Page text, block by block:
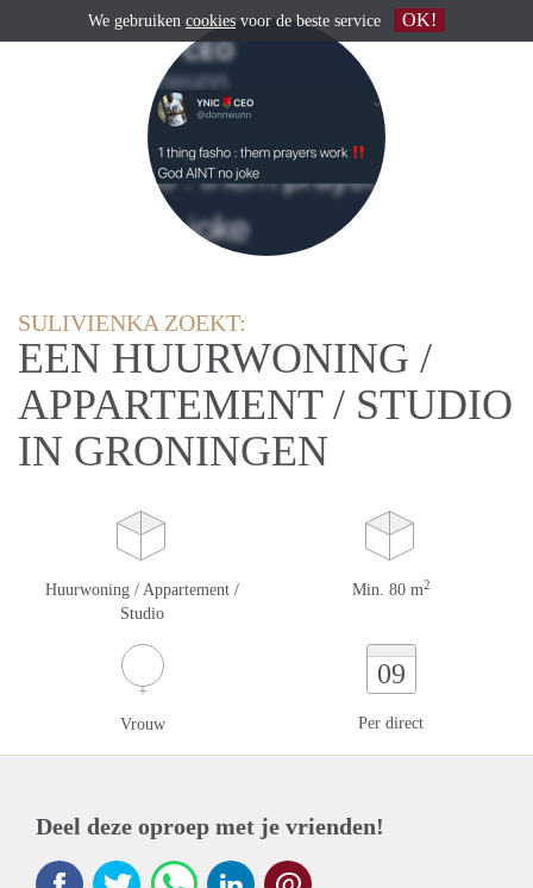
SULIVIENKA ZOEKT:
EEN HUURWONING /
APPARTEMENT / STUDIO
IN GRONINGEN
Huurwoning / Appartement /
Studio
Min. 80 m2
Vrouw
09
Per direct
Deel deze oproep met je vrienden!
We gebruiken cookies voor de beste service OK!